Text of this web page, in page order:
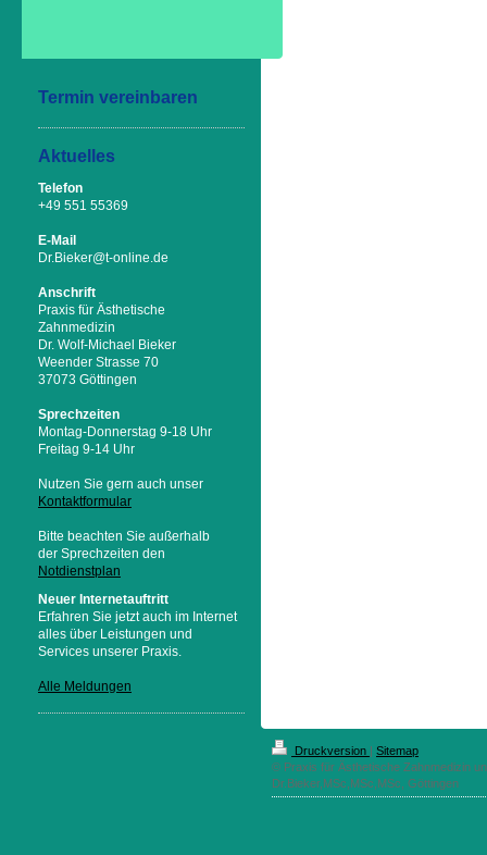
Termin vereinbaren
Aktuelles
Telefon
+49 551 55369
E-Mail
Dr.Bieker@t-online.de
Anschrift
Praxis für Ästhetische
Zahnmedizin
Dr. Wolf-Michael Bieker
Weender Strasse 70
37073 Göttingen
Sprechzeiten
Montag-Donnerstag 9-18 Uhr
Freitag 9-14 Uhr
Nutzen Sie gern auch unser
Kontaktformular
Bitte beachten Sie außerhalb
der Sprechzeiten den
Notdienstplan
Neuer Internetauftritt
Erfahren Sie jetzt auch im Internet
alles über Leistungen und
Services unserer Praxis.
Alle Meldungen
Druckversion | Sitemap
© Praxis für Ästhetische Zahnmedizin
Dr.Bieker,MSc,MSc,MSc, Göttingen